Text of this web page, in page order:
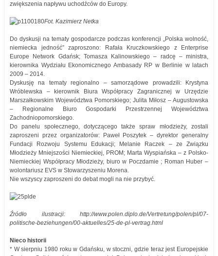
zwiększenia napływu uchodźców do Europy.
Fot. Kazimierz Netka
Do dyskusji na tematy gospodarcze podczas konferencji „Polska wolność,
niemiecka jedność” zaproszono: Rafała Kruczkowskiego z Enterprise
Europe Network Gdańsk; Tomasza Kalinowskiego – radcę – ministra,
kierownika Wydziału Ekonomicznego Ambasady RP w Berlinie w latach
2009 – 2014.
Dyskusję na tematy regionalno – samorządowe prowadzili: Krystyna
Wróblewska – kierownik Biura Współpracy Zagranicznej w Urzędzie
Marszałkowskim Województwa Pomorskiego; Julita Miłosz – Augustowska
– Regionalne Biuro Gospodarki Przestrzennej Województwa
Zachodniopomorskiego.
Do panelu społecznego, dotyczącego także spraw młodzieży, zostali
zaproszeni przez organizatorów: Paweł Poszytek – dyrektor generalny
Fundacji Rozwoju Systemu Edukacji; Melanie Raczek – ze Związku
Młodzieży Mniejszości Niemieckiej, PROM; Marta Wyspiańska – z Polsko-
Niemieckiej Współpracy Młodzieży, biuro w Poczdamie ; Roman Huber –
wolontariusz EVS w Stowarzyszeniu Morena.
Nie wszyscy zaproszeni do debat mogli na nie przybyć.
Źródło ilustracji: http://www.polen.diplo.de/Vertretung/polen/pl/07-
politische-beziehungen/00-aktuelles/25-de-pl-vertrag.html
Nieco historii
* W sierpniu 1980 roku w Gdańsku, w stoczni, gdzie teraz jest Europejskie